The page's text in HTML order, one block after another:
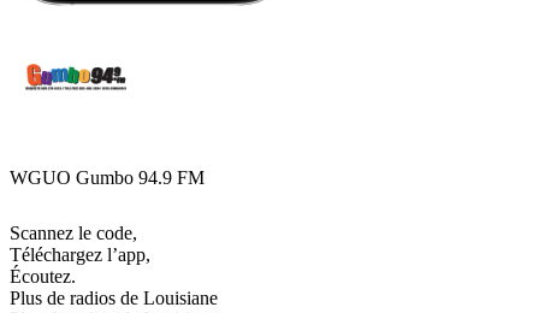
WGUO Gumbo 94.9 FM
Scannez le code,
Téléchargez l’app,
Écoutez.
Plus de radios de Louisiane